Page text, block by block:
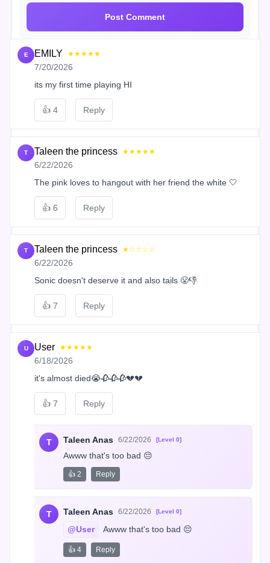
Post Comment
E EMILY ★★★★★
7/20/2026
its my first time playing HI
👍 4 Reply
T Taleen the princess ★★★★★
6/22/2026
The pink loves to hangout with her friend the white 🤍
👍 6 Reply
T Taleen the princess ★☆☆☆☆
6/22/2026
Sonic doesn't deserve it and also tails 😤👎
👍 7 Reply
U User ★★★★★
6/18/2026
it's almost died😭🥀🥀🥀💔💔
👍 7 Reply
T Taleen Anas 6/22/2026 [Level 0]
Awww that's too bad 😔
👍 2 Reply
T Taleen Anas 6/22/2026 [Level 0]
@User Awww that's too bad 😔
👍 4 Reply